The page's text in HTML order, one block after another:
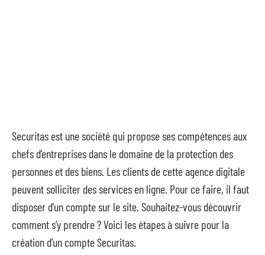
Securitas est une société qui propose ses compétences aux
chefs d’entreprises dans le domaine de la protection des
personnes et des biens. Les clients de cette agence digitale
peuvent solliciter des services en ligne. Pour ce faire, il faut
disposer d’un compte sur le site. Souhaitez-vous découvrir
comment s’y prendre ? Voici les étapes à suivre pour la
création d’un compte Securitas.